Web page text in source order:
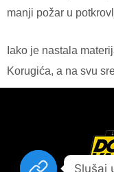
manji požar u
Iako je nastala
Korugića, a na svu
Slušaj